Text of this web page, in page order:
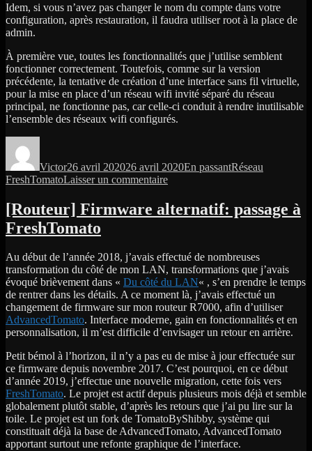
Idem, si vous n’avez pas changer le nom du compte dans votre
configuration, après restauration, il faudra utiliser root à la place de
admin.
À première vue, toutes les fonctionnalités que j’utilise semblent
fonctionner correctement. Toutefois, comme sur la version
précédente, la tentative de création d’une interface sans fil virtuelle,
pour la mise en place d’un réseau wifi invité séparé du réseau
principal, ne fonctionne pas, car celle-ci conduit à rendre inutilisable
l’ensemble des réseaux wifi configurés.
Victor26 avril 202026 avril 2020En passantRéseau
FreshTomatoLaisser un commentairesur
v2020.2
[Routeur] Firmware alternatif: passage à
FreshTomato
Au début de l’année 2018, j’avais effectué de nombreuses
transformation du côté de mon LAN, transformations que j’avais
évoqué brièvement dans « Du côté du LAN« , s’en prendre le temps
de rentrer dans les détails. A ce moment là, j’avais effectué un
changement de firmware sur mon routeur R7000, afin d’utiliser
AdvancedTomato. Interface moderne, gain en fonctionnalités et en
personnalisation, il m’est difficile d’envisager un retour en arrière.
Petit bémol à l’horizon, il n’y a pas eu de mise à jour effectuée sur
ce firmware depuis novembre 2017. C’est pourquoi, en ce début
d’année 2019, j’effectue une nouvelle migration, cette fois vers
FreshTomato. Le projet est actif depuis plusieurs mois déjà et semble
globalement plutôt stable, d’après les retours que j’ai pu lire sur la
toile. Le projet est un fork de TomatoByShibby, système qui
constituait déjà la base de AdvancedTomato, AdvancedTomato
apportant surtout une refonte graphique de l’interface.